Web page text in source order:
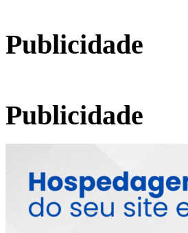
Publicidade
Publicidade